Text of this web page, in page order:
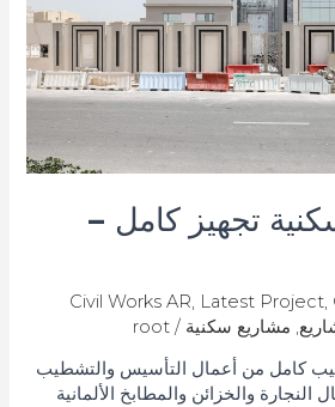
تجهيز كامل –
Civil Works AR, Latest Project,
, مشاريع سكنية /
root
كامل من أعمال التأسيس والتشطيب
النجارة والخزائن والمطابخ الألمانية